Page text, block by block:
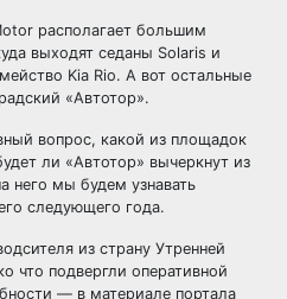
располагает большим
выходят седаны Solaris и
Kia Rio. А вот остальные
«Автотор».
вопрос, какой из площадок
ли «Автотор» вычеркнут из
него мы будем узнавать
следующего года.
из страну Утренней
что подвергли оперативной
— в материале портала